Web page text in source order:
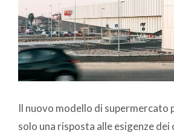
Il nuovo modello di supermercato
solo una risposta alle esigenze